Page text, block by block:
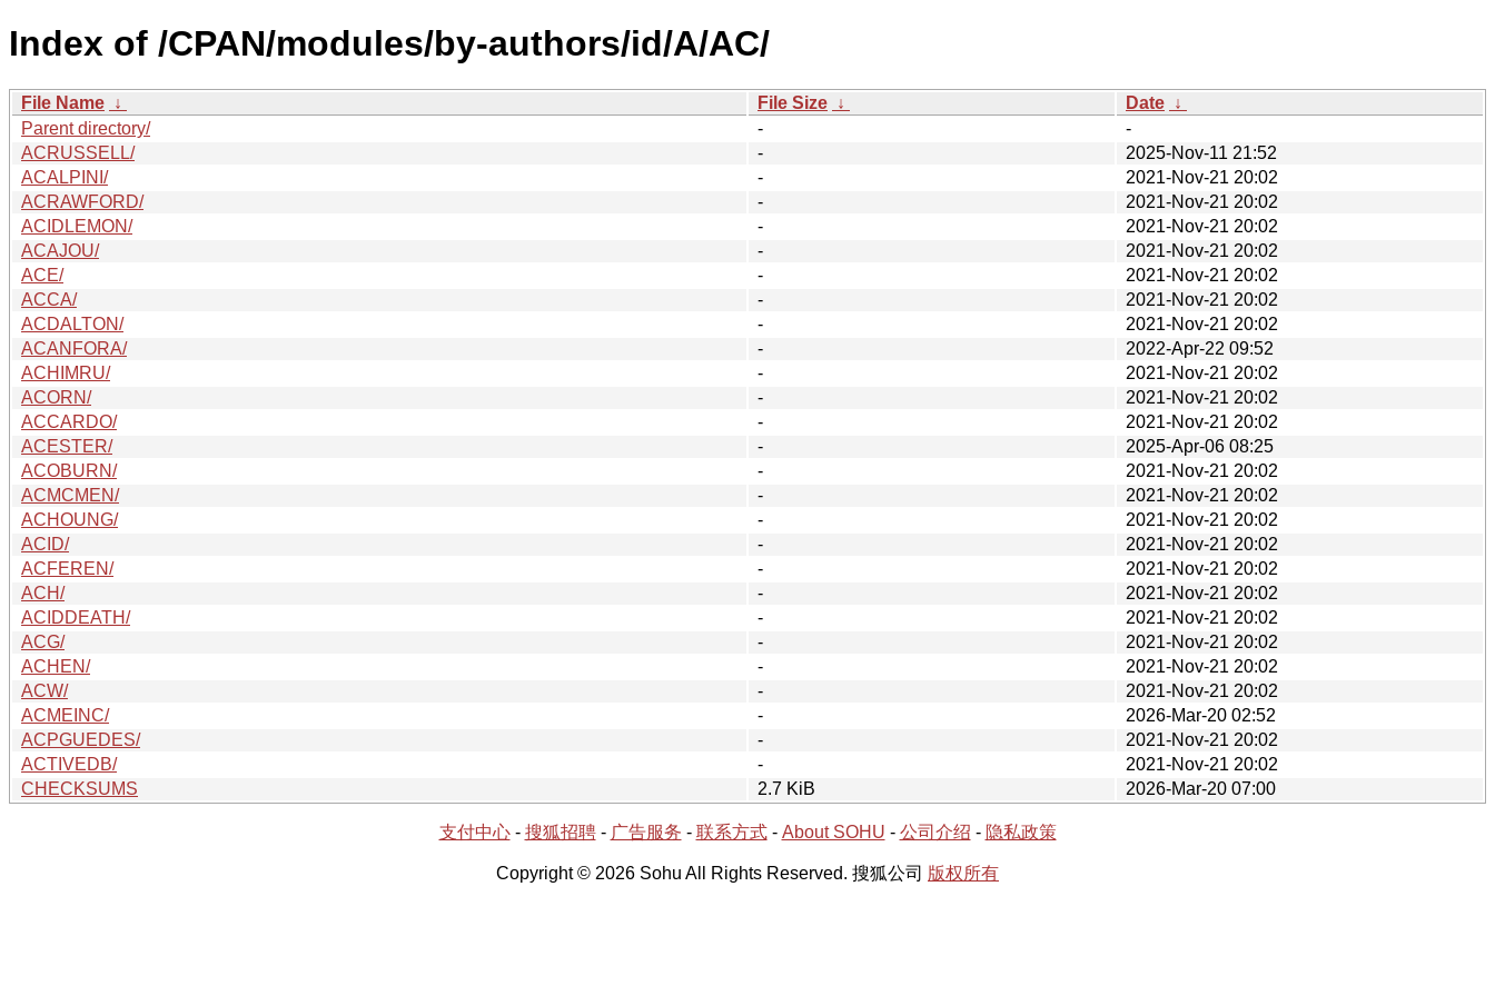
Index of /CPAN/modules/by-authors/id/A/AC/
File Name ↓ File Size ↓ Date ↓
Parent directory/
-
-
ACRUSSELL/
-
2025-Nov-11 21:52
ACALPINI/
-
2021-Nov-21 20:02
ACRAWFORD/
-
2021-Nov-21 20:02
ACIDLEMON/
-
2021-Nov-21 20:02
ACAJOU/
-
2021-Nov-21 20:02
ACE/
-
2021-Nov-21 20:02
ACCA/
-
2021-Nov-21 20:02
ACDALTON/
-
2021-Nov-21 20:02
ACANFORA/
-
2022-Apr-22 09:52
ACHIMRU/
-
2021-Nov-21 20:02
ACORN/
-
2021-Nov-21 20:02
ACCARDO/
-
2021-Nov-21 20:02
ACESTER/
-
2025-Apr-06 08:25
ACOBURN/
-
2021-Nov-21 20:02
ACMCMEN/
-
2021-Nov-21 20:02
ACHOUNG/
-
2021-Nov-21 20:02
ACID/
-
2021-Nov-21 20:02
ACFEREN/
-
2021-Nov-21 20:02
ACH/
-
2021-Nov-21 20:02
ACIDDEATH/
-
2021-Nov-21 20:02
ACG/
-
2021-Nov-21 20:02
ACHEN/
-
2021-Nov-21 20:02
ACW/
-
2021-Nov-21 20:02
ACMEINC/
-
2026-Mar-20 02:52
ACPGUEDES/
-
2021-Nov-21 20:02
ACTIVEDB/
-
2021-Nov-21 20:02
CHECKSUMS
2.7 KiB 2026-Mar-20 07:00
支付中心- 搜狐招聘- 广告服务 - 联系方式- About SOHU - 公司介绍 - 隐私政策
Copyright © 2026 Sohu All Rights Reserved. 搜狐公司 版权所有